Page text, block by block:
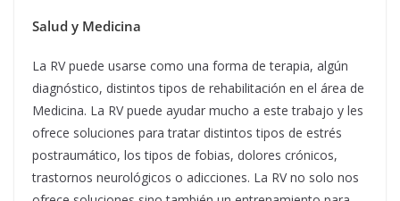
Salud y Medicina
La RV puede usarse como una forma de terapia, algún
diagnóstico, distintos tipos de rehabilitación en el área de
Medicina. La RV puede ayudar mucho a este trabajo y les
ofrece soluciones para tratar distintos tipos de estrés
postraumático, los tipos de fobias, dolores crónicos,
trastornos neurológicos o adicciones. La RV no solo nos